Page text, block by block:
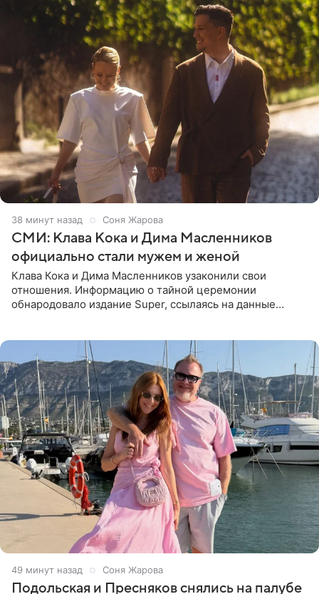
38 минут назад Соня Жарова
СМИ: Клава Кока и Дима Масленников
официально стали мужем и женой
Клава Кока и Дима Масленников узаконили свои
отношения. Информацию о тайной церемонии
обнародовало издание Super, ссылаясь на данные
49 минут назад Соня Жарова
Подольская и Пресняков снялись на палубе